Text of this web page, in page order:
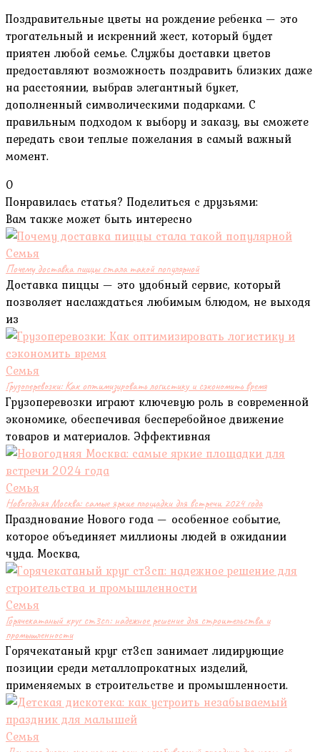
Поздравительные цветы на рождение ребенка — это
трогательный и искренний жест, который будет
приятен любой семье. Службы доставки цветов
предоставляют возможность поздравить близких даже
на расстоянии, выбрав элегантный букет,
дополненный символическими подарками. С
правильным подходом к выбору и заказу, вы сможете
передать свои теплые пожелания в самый важный
момент.
0
Понравилась статья? Поделиться с друзьями:
Вам также может быть интересно
Семья
Почему доставка пиццы стала такой популярной
Доставка пиццы — это удобный сервис, который
позволяет наслаждаться любимым блюдом, не выходя
из
Семья
Грузоперевозки: Как оптимизировать логистику и сэкономить время
Грузоперевозки играют ключевую роль в современной
экономике, обеспечивая бесперебойное движение
товаров и материалов. Эффективная
Семья
Новогодняя Москва: самые яркие площадки для встречи 2024 года
Празднование Нового года — особенное событие,
которое объединяет миллионы людей в ожидании
чуда. Москва,
Семья
Горячекатаный круг ст3сп: надежное решение для строительства и
промышленности
Горячекатаный круг ст3сп занимает лидирующие
позиции среди металлопрокатных изделий,
применяемых в строительстве и промышленности.
Семья